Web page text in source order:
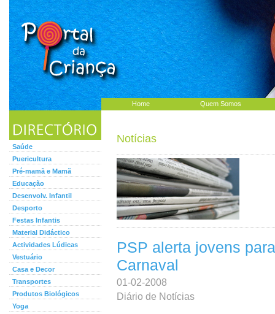
Home Quem Somos
Saúde
Puericultura
Pré-mamã e Mamã
Educação
Desenvolv. Infantil
Desporto
Festas Infantis
Material Didáctico
Actividades Lúdicas
Vestuário
Casa e Decor
Transportes
Produtos Biológicos
Yoga
Notícias
PSP alerta jovens
Carnaval
01-02-2008
Diário de Notícias